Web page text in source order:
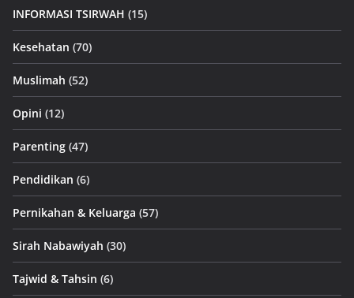
INFORMASI TSIRWAH (15)
Kesehatan (70)
Muslimah (52)
Opini (12)
Parenting (47)
Pendidikan (6)
Pernikahan & Keluarga (57)
Sirah Nabawiyah (30)
Tajwid & Tahsin (6)